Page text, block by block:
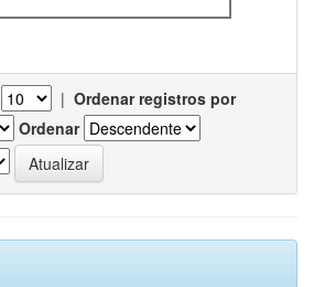
| Ordenar registros por
Ordenar